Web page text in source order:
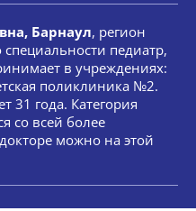
Барнаул, регион
педиатр,
в учреждениях:
поликлиника №2.
31 года. Категория
со всей более
можно на этой